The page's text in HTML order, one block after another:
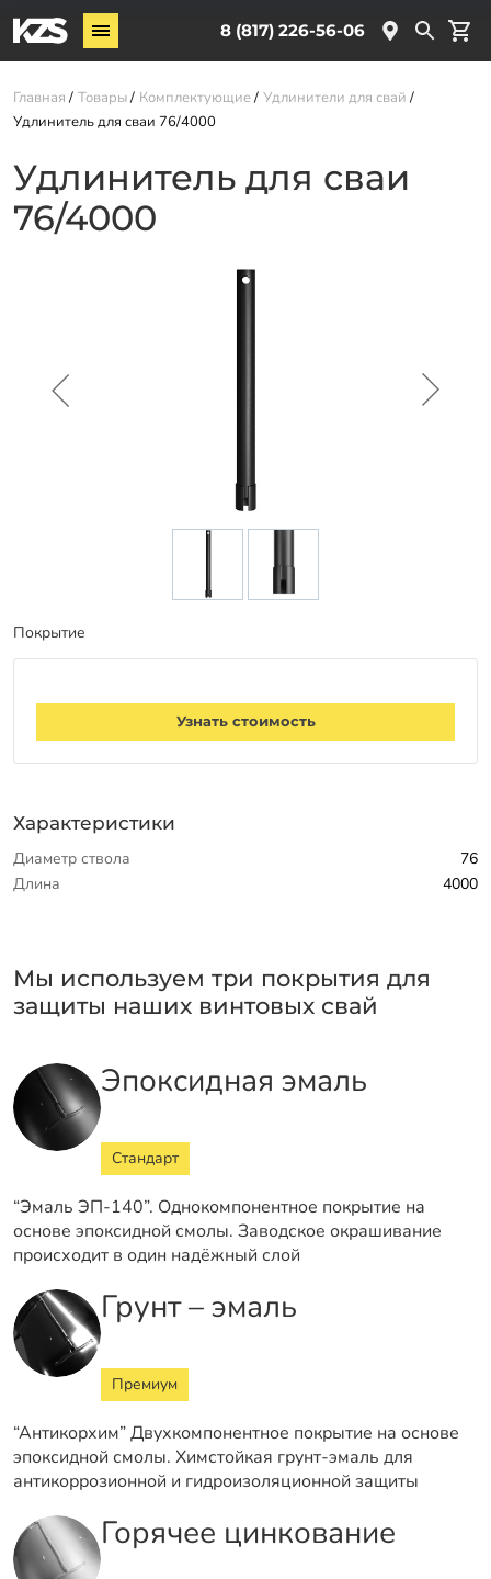
8 (817) 226-56-06
Винтовые сваи
Комплектующие
Услуги
О компании
Новости
Оплата
Главная Товары Комплектующие
Удлинители для свай
Удлинитель для сваи 76/4000
Удлинитель для сваи
76/4000
Покрытие
Узнать стоимость
Характеристики
Диаметр ствола
76
Длина
4000
Мы используем три покрытия для
защиты наших винтовых свай
Эпоксидная эмаль
Стандарт
“Эмаль ЭП-140”. Однокомпонентное покрытие на
основе эпоксидной смолы. Заводское окрашивание
происходит в один надёжный слой
Грунт – эмаль
Премиум
“Антикорхим” Двухкомпонентное покрытие на основе
эпоксидной смолы. Химстойкая грунт-эмаль для
антикоррозионной и гидроизоляционной защиты
Горячее цинкование